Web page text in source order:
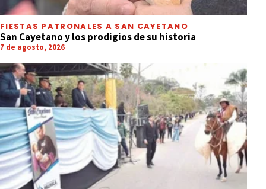
FIESTAS PATRONALES A SAN CAYETANO
San Cayetano y los prodigios de su historia
7 de agosto, 2026